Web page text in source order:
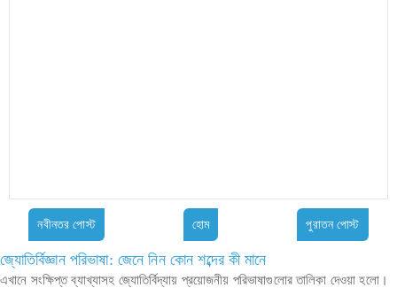
নবীনতর পোস্ট পুরাতন পোস্ট
হোম
জ্যোতির্বিজ্ঞান পরিভাষা: জেনে নিন কোন শব্দের কী মানে
এখানে সংক্ষিপ্ত ব্যাখ্যাসহ জ্যোতির্বিদ্যায় প্রয়োজনীয় পরিভাষাগুলোর তালিকা দেওয়া হলো।